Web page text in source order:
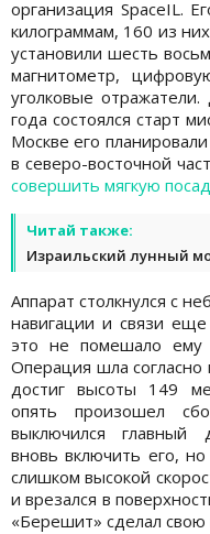
организация SpaceIL.
килограммам, 160 из
установили шесть
магнитометр,
уголковые
года состоялся старт
Москве его
в северо-восточной
совершить мягкую
Читай также:
Израильский лунный
Аппарат столкнулся с
навигации и связи
это не помешало ему
Операция шла согласно
достиг высоты 149
опять произошел
выключился главный
вновь включить его,
слишком высокой
и врезался в
«Берешит» сделал